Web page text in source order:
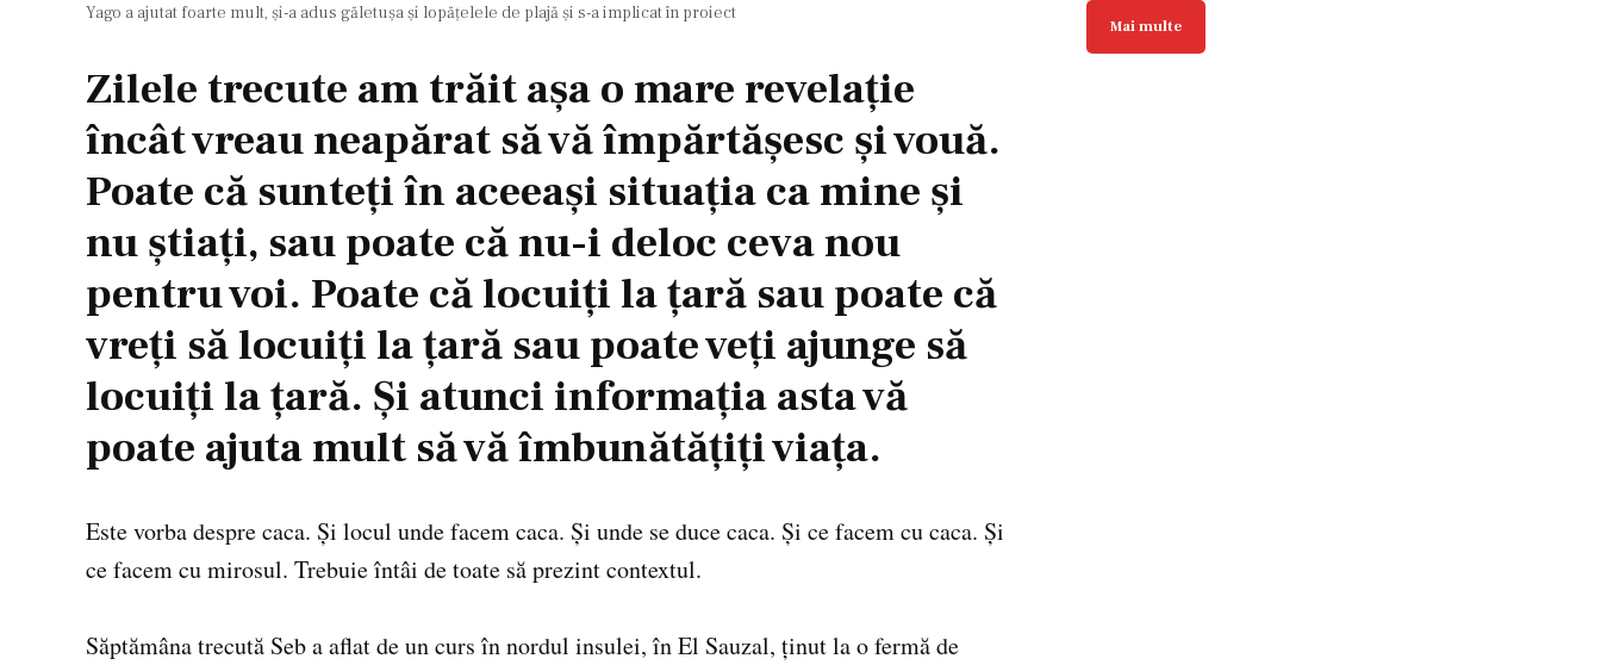
Yago a ajutat foarte mult, și-a adus găletușa și lopățelele de plajă și s-a implicat în proiect
Zilele trecute am trăit așa o mare revelație
încât vreau neapărat să vă împărtășesc și vouă.
Poate că sunteți în aceeași situația ca mine și
nu știați, sau poate că nu-i deloc ceva nou
pentru voi. Poate că locuiți la țară sau poate că
vreți să locuiți la țară sau poate veți ajunge să
locuiți la țară. Și atunci informația asta vă
poate ajuta mult să vă îmbunătățiți viața.
Este vorba despre caca. Și locul unde facem caca. Și unde se duce caca. Și ce facem cu caca. Și
ce facem cu mirosul. Trebuie întâi de toate să prezint contextul.
Săptămâna trecută Seb a aflat de un curs în nordul insulei, în El Sauzal, ținut la o fermă de
Mai multe